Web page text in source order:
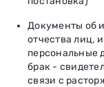
Документы об
отчества лиц,
персональные
брак -
связи с